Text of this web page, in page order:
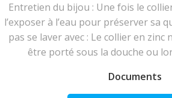
Entretien du bijou : Une fois le
l’exposer à l’eau pour préserver sa
pas se laver avec : Le collier en zinc
être porté sous la douche ou
Documents